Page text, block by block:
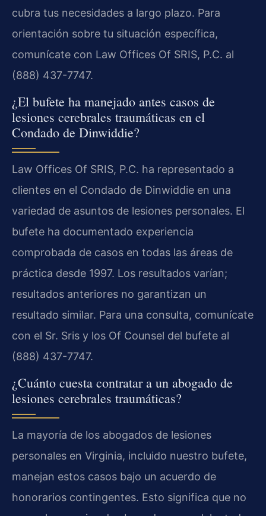
cubra tus necesidades a largo plazo. Para
orientación sobre tu situación específica,
comunícate con Law Offices Of SRIS, P.C. al
(888) 437-7747.
¿El bufete ha manejado antes casos de
lesiones cerebrales traumáticas en el
Condado de Dinwiddie?
Law Offices Of SRIS, P.C. ha representado a
clientes en el Condado de Dinwiddie en una
variedad de asuntos de lesiones personales. El
bufete ha documentado experiencia
comprobada de casos en todas las áreas de
práctica desde 1997. Los resultados varían;
resultados anteriores no garantizan un
resultado similar. Para una consulta, comunícate
con el Sr. Sris y los Of Counsel del bufete al
(888) 437-7747.
¿Cuánto cuesta contratar a un abogado de
lesiones cerebrales traumáticas?
La mayoría de los abogados de lesiones
personales en Virginia, incluido nuestro bufete,
manejan estos casos bajo un acuerdo de
honorarios contingentes. Esto significa que no